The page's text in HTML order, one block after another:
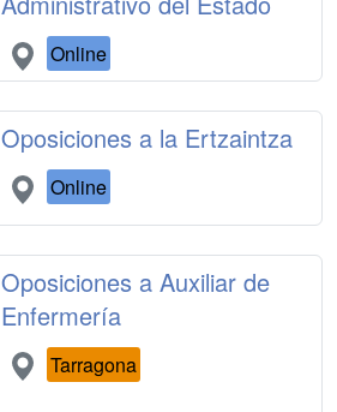
Online
Oposiciones a la Ertzaintza
Online
Oposiciones a Auxiliar de
Enfermería
Tarragona